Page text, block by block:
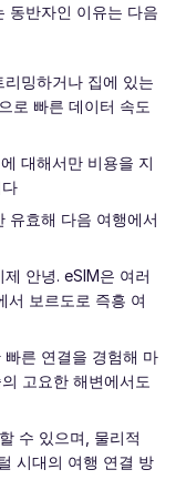
동반자인 이유는 다음
밍하거나 집에 있는
로 빠른 데이터 속도
대해서만 비용을 지
유효해 다음 여행에서
안녕. eSIM은 여러
서 보르도로 즉흥 여
른 연결을 경험해 마
고요한 해변에서도
수 있으며, 물리적
시대의 여행 연결 방